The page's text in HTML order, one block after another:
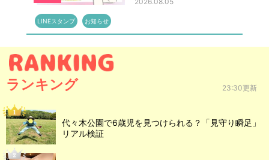
LINEスタンプ お知らせ
ランキング 23:30更新
代々木公園で6歳児を見つけられる？「見守り瞬足」
リアル検証